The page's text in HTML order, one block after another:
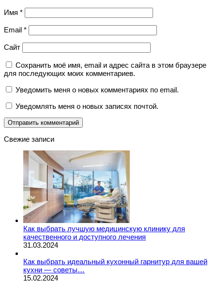
Имя *
Email *
Сайт
Сохранить моё имя, email и адрес сайта в этом браузере
для последующих моих комментариев.
Уведомить меня о новых комментариях по email.
Уведомлять меня о новых записях почтой.
Свежие записи
Как выбрать лучшую медицинскую клинику для
качественного и доступного лечения
31.03.2024
Как выбрать идеальный кухонный гарнитур для вашей
кухни — советы…
15.02.2024